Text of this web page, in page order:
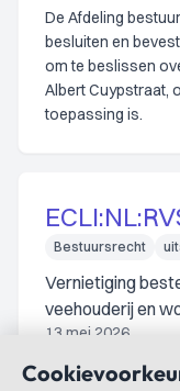
De Afdeling
besluiten en
om te beslissen
Albert Cuypstraat,
toepassing is.
Bestuursrecht
Vernietiging
veehouderij en
13 mei 2026
De Raad van State